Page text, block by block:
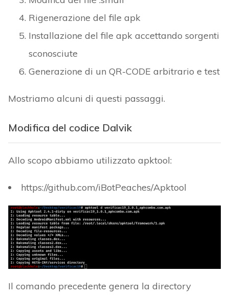
Rigenerazione del file apk
Installazione del file apk accettando sorgenti
sconosciute
Generazione di un QR-CODE arbitrario e test
Mostriamo alcuni di questi passaggi.
Modifica del codice Dalvik
Allo scopo abbiamo utilizzato apktool:
https://github.com/iBotPeaches/Apktool
Il comando precedente genera la directory